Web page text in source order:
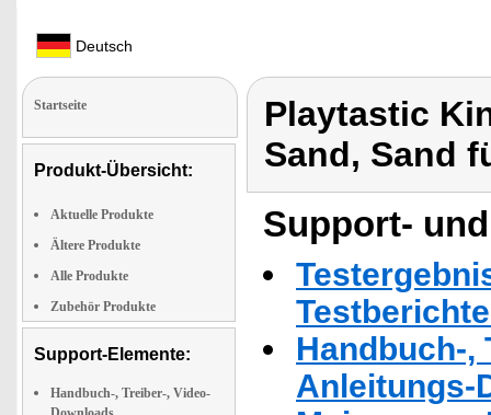
Deutsch
Startseite
Produkt-Übersicht:
Aktuelle Produkte
Ältere Produkte
Alle Produkte
Zubehör Produkte
Support-Elemente:
Handbuch-, Treiber-, Video-
Playtastic
Sand, Sand
Support-
Handbuch-,
Anleitungs-